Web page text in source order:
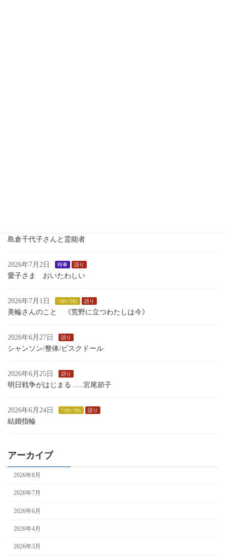
島倉千代子さんと霊能者
2026年7月2日 時事 語り
愛子さま おいたわしい
2026年7月1日 つれづれ 語り
美輪さんのこと 《荒野に立つわたしは今》
2026年6月27日 語り
シャンソン/整体/ビスクドール
2026年6月25日 語り
明日戦争がはじまる .....宮尾節子
2026年6月24日 つれづれ 語り
結婚指輪
アーカイブ
2026年8月
2026年7月
2026年6月
2026年4月
2026年3月